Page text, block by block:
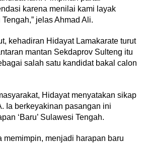
karena menilai kami layak
jelas Ahmad Ali.
kehadiran Hidayat Lamakarate turut
mantan Sekdaprov Sulteng itu
salah satu kandidat bakal calon
Hidayat menyatakan sikap
Ia berkeyakinan pasangan ini
‘Baru’ Sulawesi Tengah.
memimpin, menjadi harapan baru